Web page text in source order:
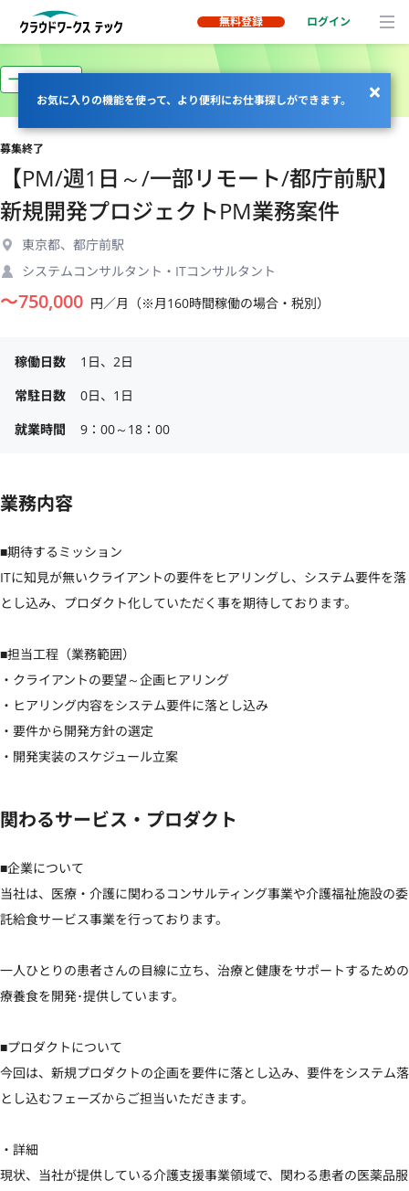
無料登録 ログイン
お気に入りの機能を使って、より便利にお仕事探しができます。
一部リモート
募集終了
【PM/週1日～/一部リモート/都庁前駅】
新規開発プロジェクトPM業務案件
東京都、都庁前駅
システムコンサルタント・ITコンサルタント
〜750,000 円／月（※月160時間稼働の場合・税別）
稼働日数
1日、2日
常駐日数
0日、1日
就業時間
9：00～18：00
業務内容
■期待するミッション
ITに知見が無いクライアントの要件をヒアリングし、システム要件を落
とし込み、プロダクト化していただく事を期待しております。
■担当工程（業務範囲）
・クライアントの要望～企画ヒアリング
・ヒアリング内容をシステム要件に落とし込み
・要件から開発方針の選定
・開発実装のスケジュール立案
関わるサービス・プロダクト
■企業について
当社は、医療・介護に関わるコンサルティング事業や介護福祉施設の委
託給食サービス事業を行っております。
一人ひとりの患者さんの目線に立ち、治療と健康をサポートするための
療養食を開発･提供しています。
■プロダクトについて
今回は、新規プロダクトの企画を要件に落とし込み、要件をシステム落
とし込むフェーズからご担当いただきます。
・詳細
現状、当社が提供している介護支援事業領域で、関わる患者の医薬品服